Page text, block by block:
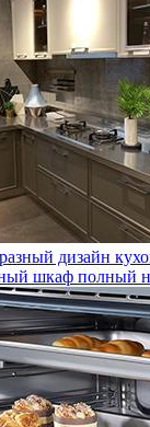
дизайн
шкаф полный